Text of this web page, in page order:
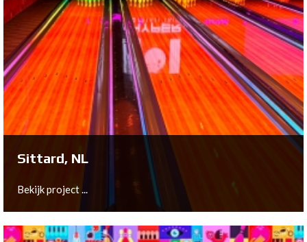
Arnhem, NL
Bekijk project ...
Sittard, NL
Bekijk project ...